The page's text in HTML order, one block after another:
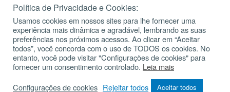
Fundação João Paulo II
Pedido de Oração
Mapa do site
Política de Privacidade e Cookies:
Usamos cookies em nossos sites para lhe fornecer uma
experiência mais dinâmica e agradável, lembrando as suas
preferências nos próximos acessos. Ao clicar em “Aceitar
todos”, você concorda com o uso de TODOS os cookies. No
entanto, você pode visitar "Configurações de cookies" para
fornecer um consentimento controlado. Leia mais
Configurações de cookies Rejeitar todos Aceitar todos